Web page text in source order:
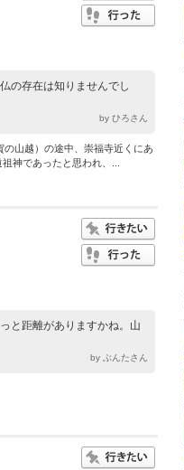
の存在は知りませんでし
by ひろさん
山越）の途中、崇福寺近くにあ
神であったと思われ、...
と距離がありますかね。山
by ぶんたさん